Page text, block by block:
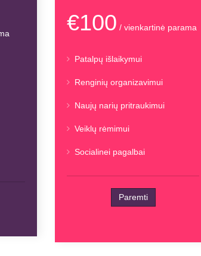
€100 / vienkartinė parama
Patalpų išlaikymui
Renginių organizavimui
Naujų narių pritraukimui
Veiklų rėmimui
Socialinei pagalbai
Paremti